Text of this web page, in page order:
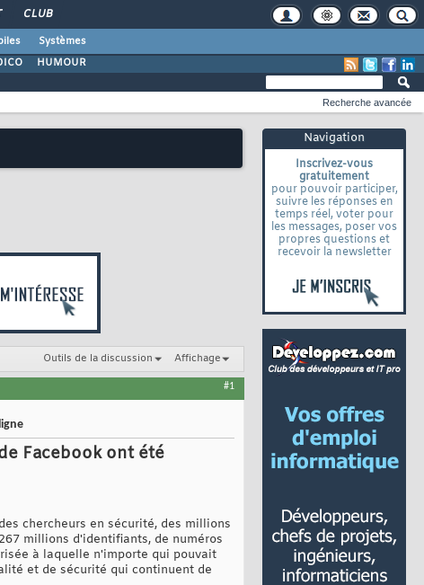
CLUB
Systèmes
HUMOUR
Navigation
Inscrivez-vous
gratuitement
pour pouvoir participer,
suivre les réponses en
temps réel, voter pour
les messages, poser vos
propres questions et
recevoir la newsletter
Recherche avancée
Outils de la discussion Affichage
#1
Facebook ont été
chercheurs en sécurité, des millions
millions d'identifiants, de numéros
à laquelle n'importe qui pouvait
et de sécurité qui continuent de